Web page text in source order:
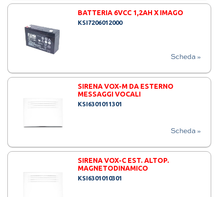
BATTERIA 6VCC 1,2AH X IMAGO
KSI7206012000
Scheda »
SIRENA VOX-M DA ESTERNO
MESSAGGI VOCALI
KSI6301011301
Scheda »
SIRENA VOX-C EST. ALTOP.
MAGNETODINAMICO
KSI6301010301